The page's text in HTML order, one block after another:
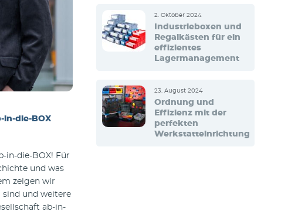
in-die-BOX
in-die-BOX! Für
und was
zeigen wir
sind und weitere
ab-in-
2. Oktober 2024
Industrieboxen und
Regalkästen für ein
effizientes
Lagermanagement
23. August 2024
Ordnung und
Effizienz mit der
perfekten
Werkstatteinrichtung